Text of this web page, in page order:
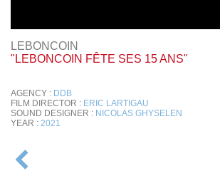
LEBONCOIN
"LEBONCOIN FÊTE SES 15 ANS"
AGENCY : DDB
FILM DIRECTOR : ERIC LARTIGAU
SOUND DESIGNER : NICOLAS GHYSELEN
YEAR : 2021
POST